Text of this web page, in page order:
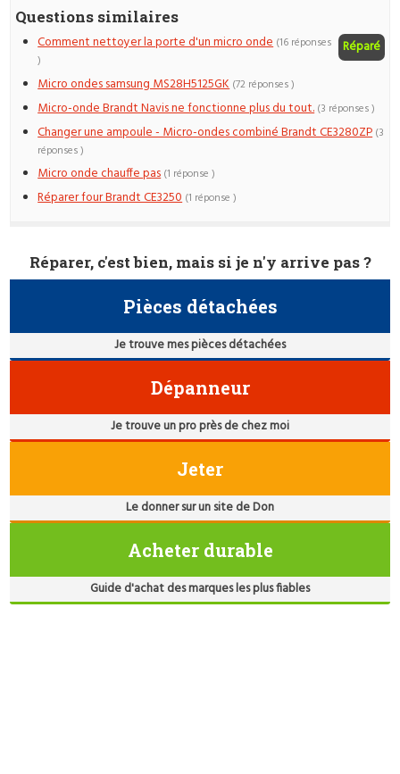
Questions similaires
Comment nettoyer la porte d'un micro onde Réparé
(16 réponses
)
Micro ondes samsung MS28H5125GK (72 réponses )
Micro-onde Brandt Navis ne fonctionne plus du tout. (3 réponses )
Changer une ampoule - Micro-ondes combiné Brandt CE3280ZP (3
réponses )
Micro onde chauffe pas (1 réponse )
Réparer four Brandt CE3250 (1 réponse )
Réparer, c'est bien, mais si je n'y arrive pas ?
Pièces détachées
Je trouve mes pièces détachées
Dépanneur
Je trouve un pro près de chez moi
Jeter
Le donner sur un site de Don
Acheter durable
Guide d'achat des marques les plus fiables